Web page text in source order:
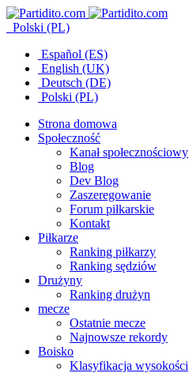
Polski (PL)
Español (ES)
English (UK)
Deutsch (DE)
Polski (PL)
Strona domowa
Społeczność
Kanał społecznościowy
Blog
Dev Blog
Zaszeregowanie
Forum piłkarskie
Kontakt
Piłkarze
Ranking piłkarzy
Ranking sędziów
Drużyny
Ranking drużyn
mecze
Ostatnie mecze
Najnowsze rekordy
Boisko
Klasyfikacja wysokości